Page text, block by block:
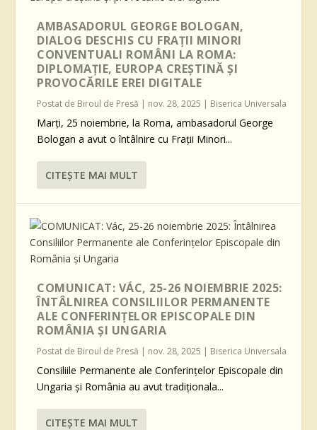
AMBASADORUL GEORGE BOLOGAN,
DIALOG DESCHIS CU FRAȚII MINORI
CONVENTUALI ROMÂNI LA ROMA:
DIPLOMAȚIE, EUROPA CREȘTINĂ ȘI
PROVOCĂRILE EREI DIGITALE
Postat de Biroul de Presă | nov. 28, 2025 | Biserica Universala
Marți, 25 noiembrie, la Roma, ambasadorul George
Bologan a avut o întâlnire cu Frații Minori...
CITEŞTE MAI MULT
COMUNICAT: VÁC, 25-26 NOIEMBRIE 2025:
ÎNTÂLNIREA CONSILIILOR PERMANENTE
ALE CONFERINȚELOR EPISCOPALE DIN
ROMÂNIA ȘI UNGARIA
Postat de Biroul de Presă | nov. 28, 2025 | Biserica Universala
Consiliile Permanente ale Conferințelor Episcopale din
Ungaria și România au avut tradiționala...
CITEŞTE MAI MULT